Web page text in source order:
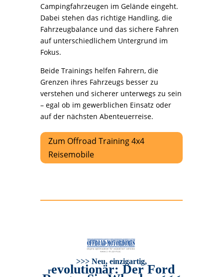
Campingfahrzeugen im Gelände eingeht.
Dabei stehen das richtige Handling, die
Fahrzeugbalance und das sichere Fahren
auf unterschiedlichem Untergrund im
Fokus.
Beide Trainings helfen Fahrern, die
Grenzen ihres Fahrzeugs besser zu
verstehen und sicherer unterwegs zu sein
– egal ob im gewerblichen Einsatz oder
auf der nächsten Abenteuerreise.
Zum Offroad Training 4x4
Reisemobile
>>> Neu, einzigartig,
revolutionär: Der Ford